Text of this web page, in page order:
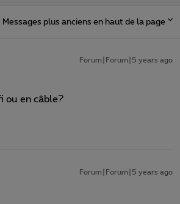
Messages plus anciens en haut de la page
Forum|Forum|5 years ago
ou en câble?
Forum|Forum|5 years ago